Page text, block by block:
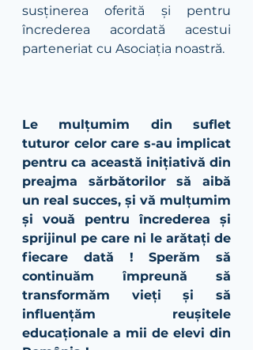
susținerea oferită și pentru
încrederea acordată acestui
parteneriat cu Asociația noastră.
Le mulțumim din suflet
tuturor celor care s-au implicat
pentru ca această inițiativă din
preajma sărbătorilor să aibă
un real succes, și vă mulțumim
și vouă pentru încrederea și
sprijinul pe care ni le arătați de
fiecare dată ! Sperăm să
continuăm împreună să
transformăm vieți și să
influențăm reușitele
educaționale a mii de elevi din